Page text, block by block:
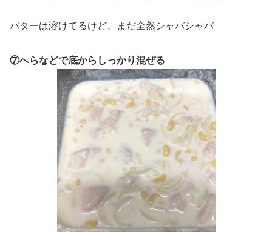
バターは溶けてるけど、まだ全然シャバシャバ
⑦へらなどで底からしっかり混ぜる